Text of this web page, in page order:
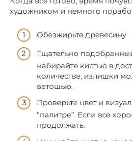
художником и немного
Обезжирьте древесину
Тщательно
набирайте кистью в
количестве, излишки
ветошью.
Проверьте цвет и
“палитре”. Если все
продолжать.